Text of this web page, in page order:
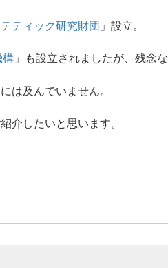
ティック研究財団 」設立。
構 」も設立されましたが、残念
は及んでいません。
介したいと思います。